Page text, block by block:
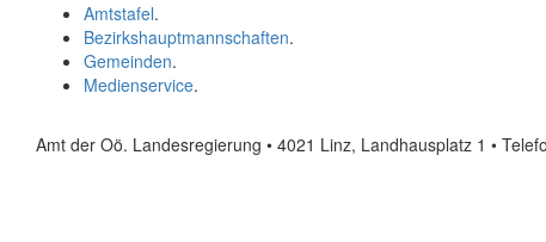
Amtstafel.
Bezirkshauptmannschaften.
Gemeinden.
Medienservice.
Amt der Oö. Landesregierung • 4021 Linz, Landhausplatz 1 •